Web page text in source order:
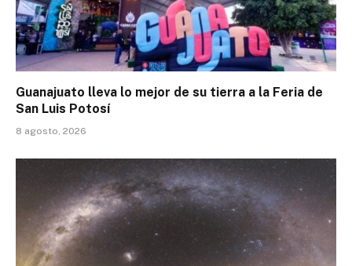
Guanajuato lleva lo mejor de su tierra a la Feria de
San Luis Potosí
8 agosto, 2026